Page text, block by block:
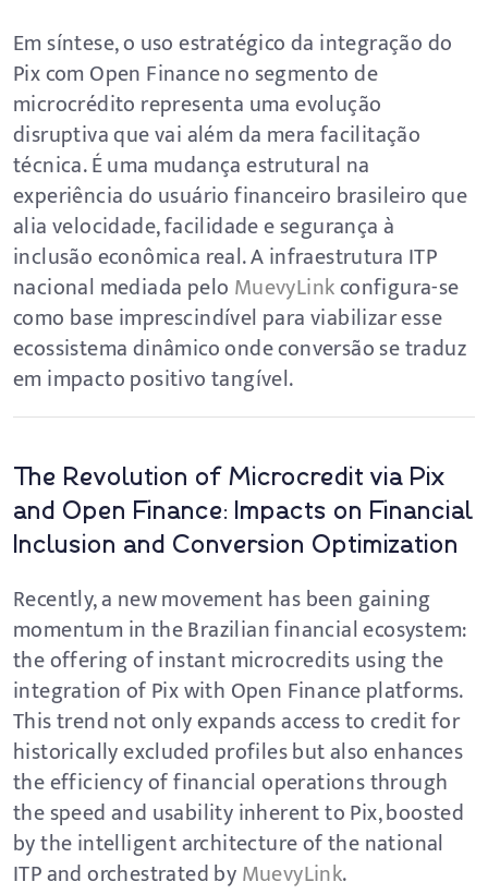
Em síntese, o uso estratégico da integração do
Pix com Open Finance no segmento de
microcrédito representa uma evolução
disruptiva que vai além da mera facilitação
técnica. É uma mudança estrutural na
experiência do usuário financeiro brasileiro que
alia velocidade, facilidade e segurança à
inclusão econômica real. A infraestrutura ITP
nacional mediada pelo MuevyLinkconfigura-se
como base imprescindível para viabilizar esse
ecossistema dinâmico onde conversão se traduz
em impacto positivo tangível.
The Revolution of Microcredit via Pix
and Open Finance: Impacts on Financial
Inclusion and Conversion Optimization
Recently, a new movement has been gaining
momentum in the Brazilian financial ecosystem:
the offering of instant microcredits using the
integration of Pix with Open Finance platforms.
This trend not only expands access to credit for
historically excluded profiles but also enhances
the efficiency of financial operations through
the speed and usability inherent to Pix, boosted
by the intelligent architecture of the national
ITP and orchestrated byMuevyLink.